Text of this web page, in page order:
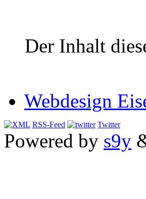
Der Inhalt
Webdesign
RSS-Feed Twitter
Powered by s9y